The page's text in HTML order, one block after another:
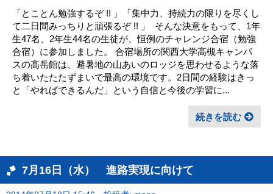
「とことん勉強するぞ !! 」「集中力、持続力の限りを尽くし
て二日間みっちりと頑張るぞ !! 」 そんな決意をもって、1年
生47名、2年生44名の生徒が、恒例のチャレンジ合宿（勉強
合宿）に参加しました。 合宿場所の関西大学高槻キャンパ
スの高岳館は、避暑地の山あいのロッジを思わせるような落
ち着いたたたずまいで最高の環境です。2日間の経験はきっ
と「やればできるんだ」という自信と今後の学習に...
続きを読む
7月16日（水） 進路実現に向けて